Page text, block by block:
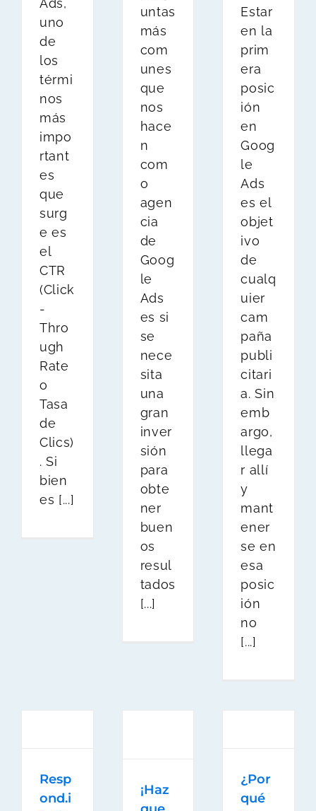
Ads,
uno
de
los
térmi
nos
más
impo
rtant
es
que
surg
e es
el
CTR
(Click
-
Thro
ugh
Rate
o
Tasa
de
Clics)
. Si
bien
es [...]
untas
más
com
unes
que
nos
hace
n
com
o
agen
cia
de
Goog
le
Ads
es si
se
nece
sita
una
gran
inver
sión
para
obte
ner
buen
os
resul
tados
[...]
Estar
en la
prim
era
posic
ión
en
Goog
le
Ads
es el
objet
ivo
de
cualq
uier
cam
paña
publi
citari
a. Sin
emb
argo,
llega
r allí
y
mant
ener
se en
esa
posic
ión
no
[...]
Resp
ond.i
¡Haz
¿Por
qué